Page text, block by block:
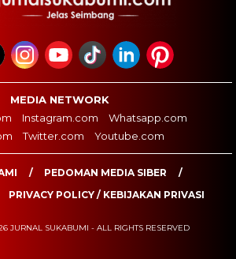
MEDIA NETWORK
Instagram.com
Whatsapp.com
Twitter.com Youtube.com
PEDOMAN MEDIA SIBER
PRIVACY POLICY / KEBIJAKAN PRIVASI
JURNAL SUKABUMI - ALL RIGHTS RESERVED